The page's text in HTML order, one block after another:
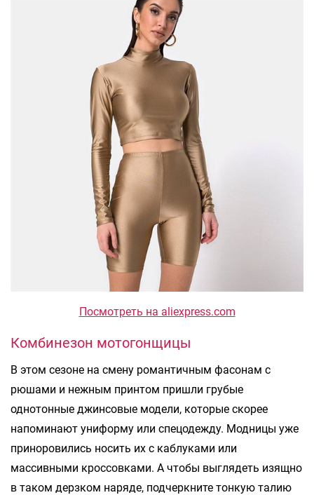
Посмотреть на aliexpress.com
Комбинезон мотогонщицы
В этом сезоне на смену романтичным фасонам с
рюшами и нежным принтом пришли грубые
однотонные джинсовые модели, которые скорее
напоминают униформу или спецодежду. Модницы уже
приноровились носить их с каблуками или
массивными кроссовками. А чтобы выглядеть изящно
в таком дерзком наряде, подчеркните тонкую талию